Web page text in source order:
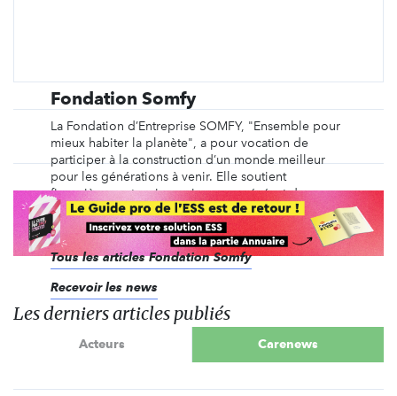
Fondation Somfy
La Fondation d’Entreprise SOMFY, "Ensemble pour
mieux habiter la planète", a pour vocation de
participer à la construction d’un monde meilleur
pour les générations à venir. Elle soutient
financièrement mais aussi par un mécénat de
compétences des projets permettant à chacun
d’avoir accès à des ...
Tous les articles Fondation Somfy
Recevoir les news
Les derniers articles publiés
Acteurs Carenews